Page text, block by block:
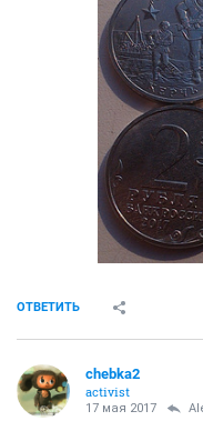
ОТВЕТИТЬ
chebka2
activist
17 мая 2017